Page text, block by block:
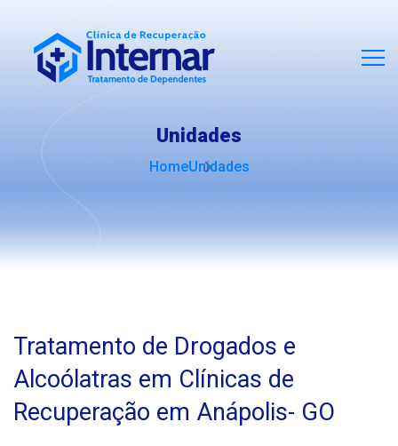
Unidades
HomeUnidades
Tratamento de Drogados e
Alcoólatras em Clínicas de
Recuperação em Anápolis- GO